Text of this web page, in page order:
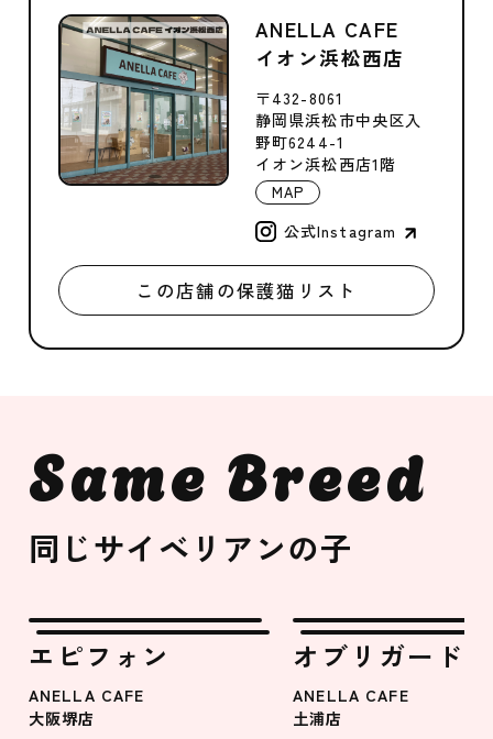
ANELLA CAFE
イオン浜松西店
〒432-8061
静岡県浜松市中央区入
野町6244-1
イオン浜松西店1階
MAP
公式Instagram
この店舗の保護猫リスト
Same Breed
同じサイベリアンの子
エピフォン
ANELLA CAFE
大阪堺店
オブリガード
ANELLA CAFE
土浦店